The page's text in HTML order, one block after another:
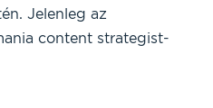
Jelenleg az
content strategist-